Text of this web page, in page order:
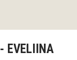
EVELIINA